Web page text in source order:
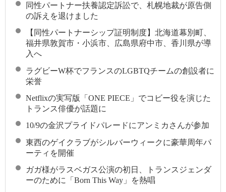
同性パートナー扶養認定訴訟で、札幌地裁が原告側
の訴えを退けました
【同性パートナーシップ証明制度】北海道幕別町、
福井県敦賀市・小浜市、広島県府中市、香川県が導
入へ
ラグビーW杯でフランスのLGBTQチームの創設者に
栄誉
Netflixの実写版「ONE PIECE」でコビー役を演じた
トランス俳優が話題に
10/9の金沢プライドパレードにアンミカさんが参加
東西のゲイクラブがシルバーウィークに豪華周年パ
ーティを開催
ガガ様がラスベガス公演の初日、トランスジェンダ
ーのために「Born This Way」を熱唱